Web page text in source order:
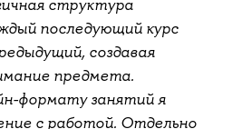
структура
последующий курс
создавая
предмета.
формату занятий я
с работой. Отдельно